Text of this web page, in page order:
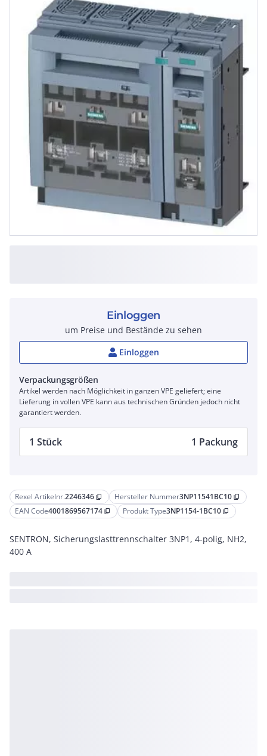
Rexel Artikelnr.2246346 content_copy Hersteller Nummer3NP11541BC10 content_copy
EAN Code4001869567174 content_copy Produkt Type3NP1154-1BC10 content_copy
SENTRON, Sicherungslasttrennschalter 3NP1, 4-polig, NH2,
400 A
Einloggen
um Preise und Bestände zu sehen
Einloggen
Verpackungsgrößen
Artikel werden nach Möglichkeit in ganzen VPE geliefert; eine
Lieferung in vollen VPE kann aus technischen Gründen jedoch nicht
garantiert werden.
1 Stück 1 Packung